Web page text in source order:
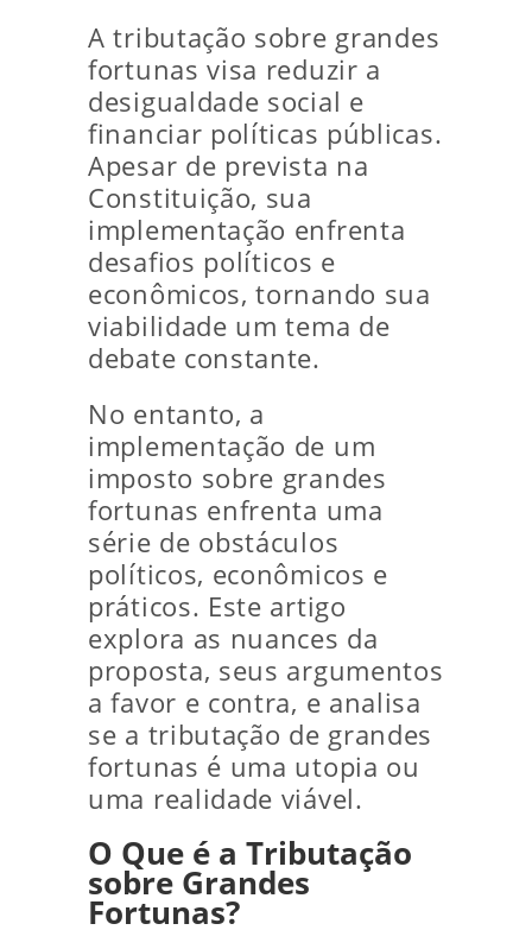
A tributação sobre grandes
fortunas visa reduzir a
desigualdade social e
financiar políticas públicas.
Apesar de prevista na
Constituição, sua
implementação enfrenta
desafios políticos e
econômicos, tornando sua
viabilidade um tema de
debate constante.
No entanto, a
implementação de um
imposto sobre grandes
fortunas enfrenta uma
série de obstáculos
políticos, econômicos e
práticos. Este artigo
explora as nuances da
proposta, seus argumentos
a favor e contra, e analisa
se a tributação de grandes
fortunas é uma utopia ou
uma realidade viável.
O Que é a Tributação
sobre Grandes
Fortunas?